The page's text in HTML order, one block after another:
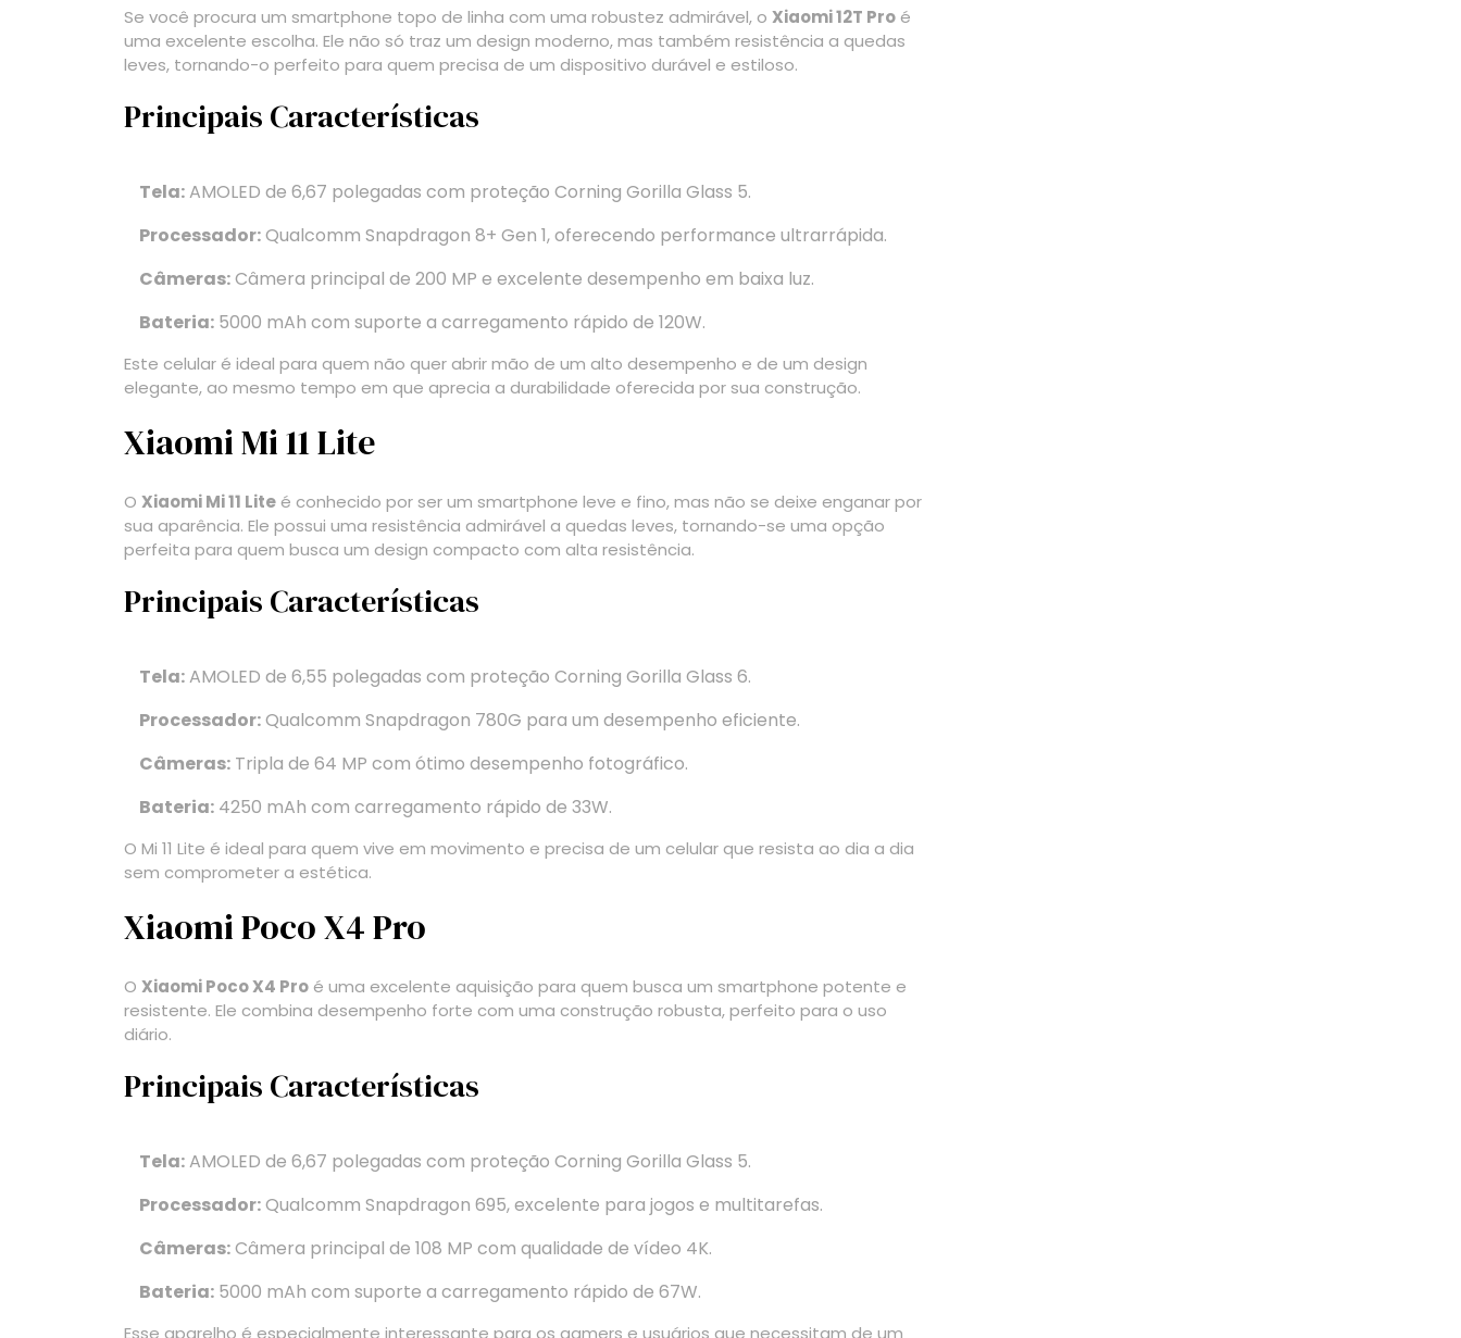
Se você procura um smartphone topo de linha com uma robustez admirável, o Xiaomi 12T Pro é
uma excelente escolha. Ele não só traz um design moderno, mas também resistência a quedas
leves, tornando-o perfeito para quem precisa de um dispositivo durável e estiloso.
Principais Características
Tela:AMOLED de 6,67 polegadas com proteção Corning Gorilla Glass 5.
Processador:Qualcomm Snapdragon 8+ Gen 1, oferecendo performance ultrarrápida.
Câmeras:Câmera principal de 200 MP e excelente desempenho em baixa luz.
Bateria: 5000 mAh com suporte a carregamento rápido de 120W.
Este celular é ideal para quem não quer abrir mão de um alto desempenho e de um design
elegante, ao mesmo tempo em que aprecia a durabilidade oferecida por sua construção.
Xiaomi Mi 11 Lite
O Xiaomi Mi 11 Lite é conhecido por ser um smartphone leve e fino, mas não se deixe enganar por
sua aparência. Ele possui uma resistência admirável a quedas leves, tornando-se uma opção
perfeita para quem busca um design compacto com alta resistência.
Principais Características
Tela:AMOLED de 6,55 polegadas com proteção Corning Gorilla Glass 6.
Processador:Qualcomm Snapdragon 780G para um desempenho eficiente.
Câmeras: Tripla de 64 MP com ótimo desempenho fotográfico.
Bateria: 4250 mAh com carregamento rápido de 33W.
O Mi 11 Lite é ideal para quem vive em movimento e precisa de um celular que resista ao dia a dia
sem comprometer a estética.
Xiaomi Poco X4 Pro
O Xiaomi Poco X4 Pro é uma excelente aquisição para quem busca um smartphone potente e
resistente. Ele combina desempenho forte com uma construção robusta, perfeito para o uso
diário.
Principais Características
Tela:AMOLED de 6,67 polegadas com proteção Corning Gorilla Glass 5.
Processador:Qualcomm Snapdragon 695, excelente para jogos e multitarefas.
Câmeras:Câmera principal de 108 MP com qualidade de vídeo 4K.
Bateria: 5000 mAh com suporte a carregamento rápido de 67W.
Esse aparelho é especialmente interessante para os gamers e usuários que necessitam de um